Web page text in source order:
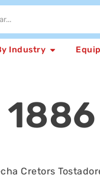
Industry
Cretors